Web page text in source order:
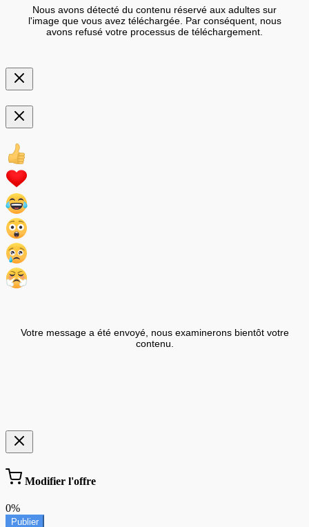
Nous avons détecté du contenu réservé aux adultes sur
l'image que vous avez téléchargée. Par conséquent, nous
avons refusé votre processus de téléchargement.
Votre message a été envoyé, nous examinerons bientôt votre
contenu.
Modifier l'offre
0%
Publier